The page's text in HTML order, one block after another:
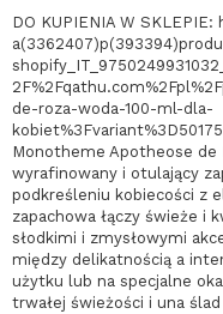
DO KUPIENIA W
de-roza-woda-100-ml-dla-
Monotheme Apotheose de
wyrafinowany i otulający
podkreśleniu kobiecości z
zapachowa łączy świeże i
słodkimi i zmysłowymi
między delikatnością a
użytku lub na specjalne
trwałej świeżości i una